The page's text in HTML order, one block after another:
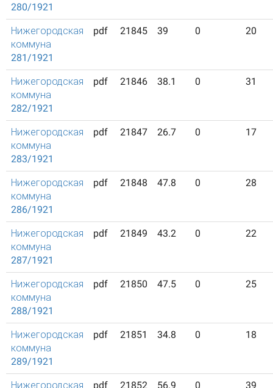
280/1921
Нижегородская
коммуна
281/1921
pdf 21845 39 0 20
Нижегородская
коммуна
282/1921
pdf 21846 38.1 0 31
Нижегородская
коммуна
283/1921
pdf 21847 26.7 0 17
Нижегородская
коммуна
286/1921
pdf 21848 47.8 0 28
Нижегородская
коммуна
287/1921
pdf 21849 43.2 0 22
Нижегородская
коммуна
288/1921
pdf 21850 47.5 0 25
Нижегородская
коммуна
289/1921
pdf 21851 34.8 0 18
Нижегородская pdf 21852 56.9 0 39